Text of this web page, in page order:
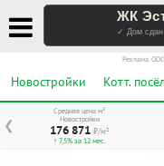
ЖК
✓ Дом сдан
Реклама.
Новостройки Котт.
❮
Средняя цена м²
Новостройки
176 871 ₽/м²
↑ 7,5% за 12 мес.